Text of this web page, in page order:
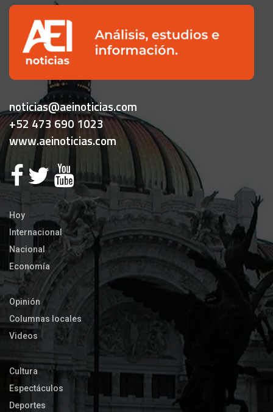
noticias@aeinoticias.com
+52 473 690 1023
www.aeinoticias.com
Hoy
Internacional
Nacional
Economía
Opinión
Columnas locales
Videos
Cultura
Espectáculos
Deportes